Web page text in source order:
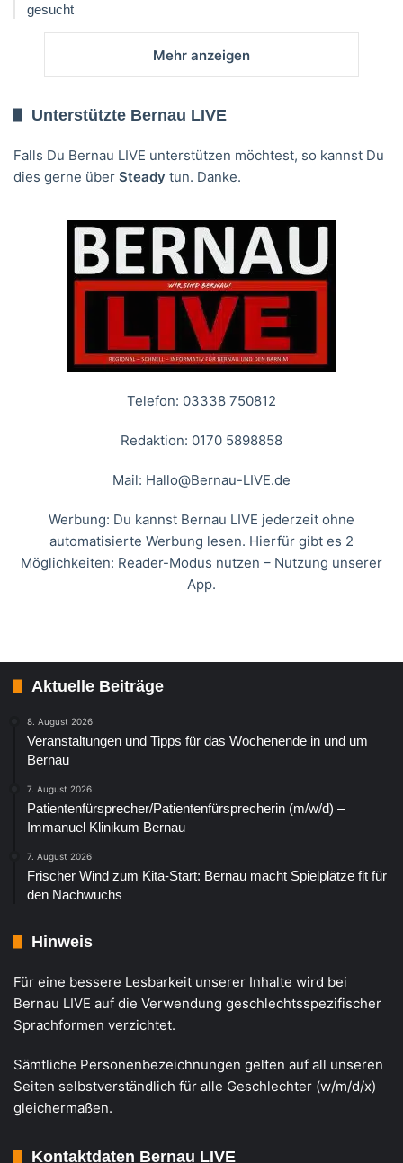
gesucht
Mehr anzeigen
Unterstützte Bernau LIVE
Falls Du Bernau LIVE unterstützen möchtest, so kannst Du
dies gerne über Steady tun. Danke.
Telefon: 03338 750812
Redaktion: 0170 5898858
Mail: Hallo@Bernau-LIVE.de
Werbung: Du kannst Bernau LIVE jederzeit ohne
automatisierte Werbung lesen. Hierfür gibt es 2
Möglichkeiten: Reader-Modus nutzen – Nutzung unserer
App.
Aktuelle Beiträge
8. August 2026
Veranstaltungen und Tipps für das Wochenende in und um
Bernau
7. August 2026
Patientenfürsprecher/Patientenfürsprecherin (m/w/d) –
Immanuel Klinikum Bernau
7. August 2026
Frischer Wind zum Kita-Start: Bernau macht Spielplätze fit für
den Nachwuchs
Hinweis
Für eine bessere Lesbarkeit unserer Inhalte wird bei
Bernau LIVE auf die Verwendung geschlechtsspezifischer
Sprachformen verzichtet.
Sämtliche Personenbezeichnungen gelten auf all unseren
Seiten selbstverständlich für alle Geschlechter (w/m/d/x)
gleichermaßen.
Kontaktdaten Bernau LIVE